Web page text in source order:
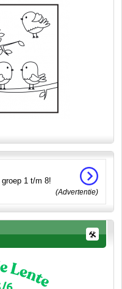
1 t/m 8!
(Advertentie)